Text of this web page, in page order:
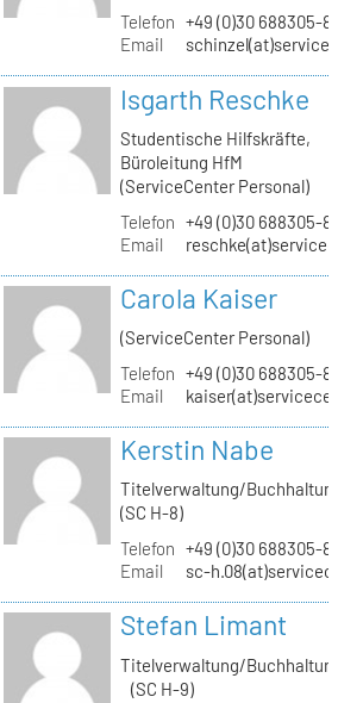
Telefon +49 (0)30 688305-
Email
Isgarth Reschke
Studentische Hilfskräfte,
Büroleitung HfM
(ServiceCenter Personal)
Telefon +49 (0)30 688305-
Email
Carola Kaiser
(ServiceCenter Personal)
Telefon +49 (0)30 688305-
Email
Kerstin Nabe
Titelverwaltung/
(SC H-8)
Telefon +49 (0)30 688305-
Email
sc-
Stefan Limant
Titelverwaltung/
(SC H-9)